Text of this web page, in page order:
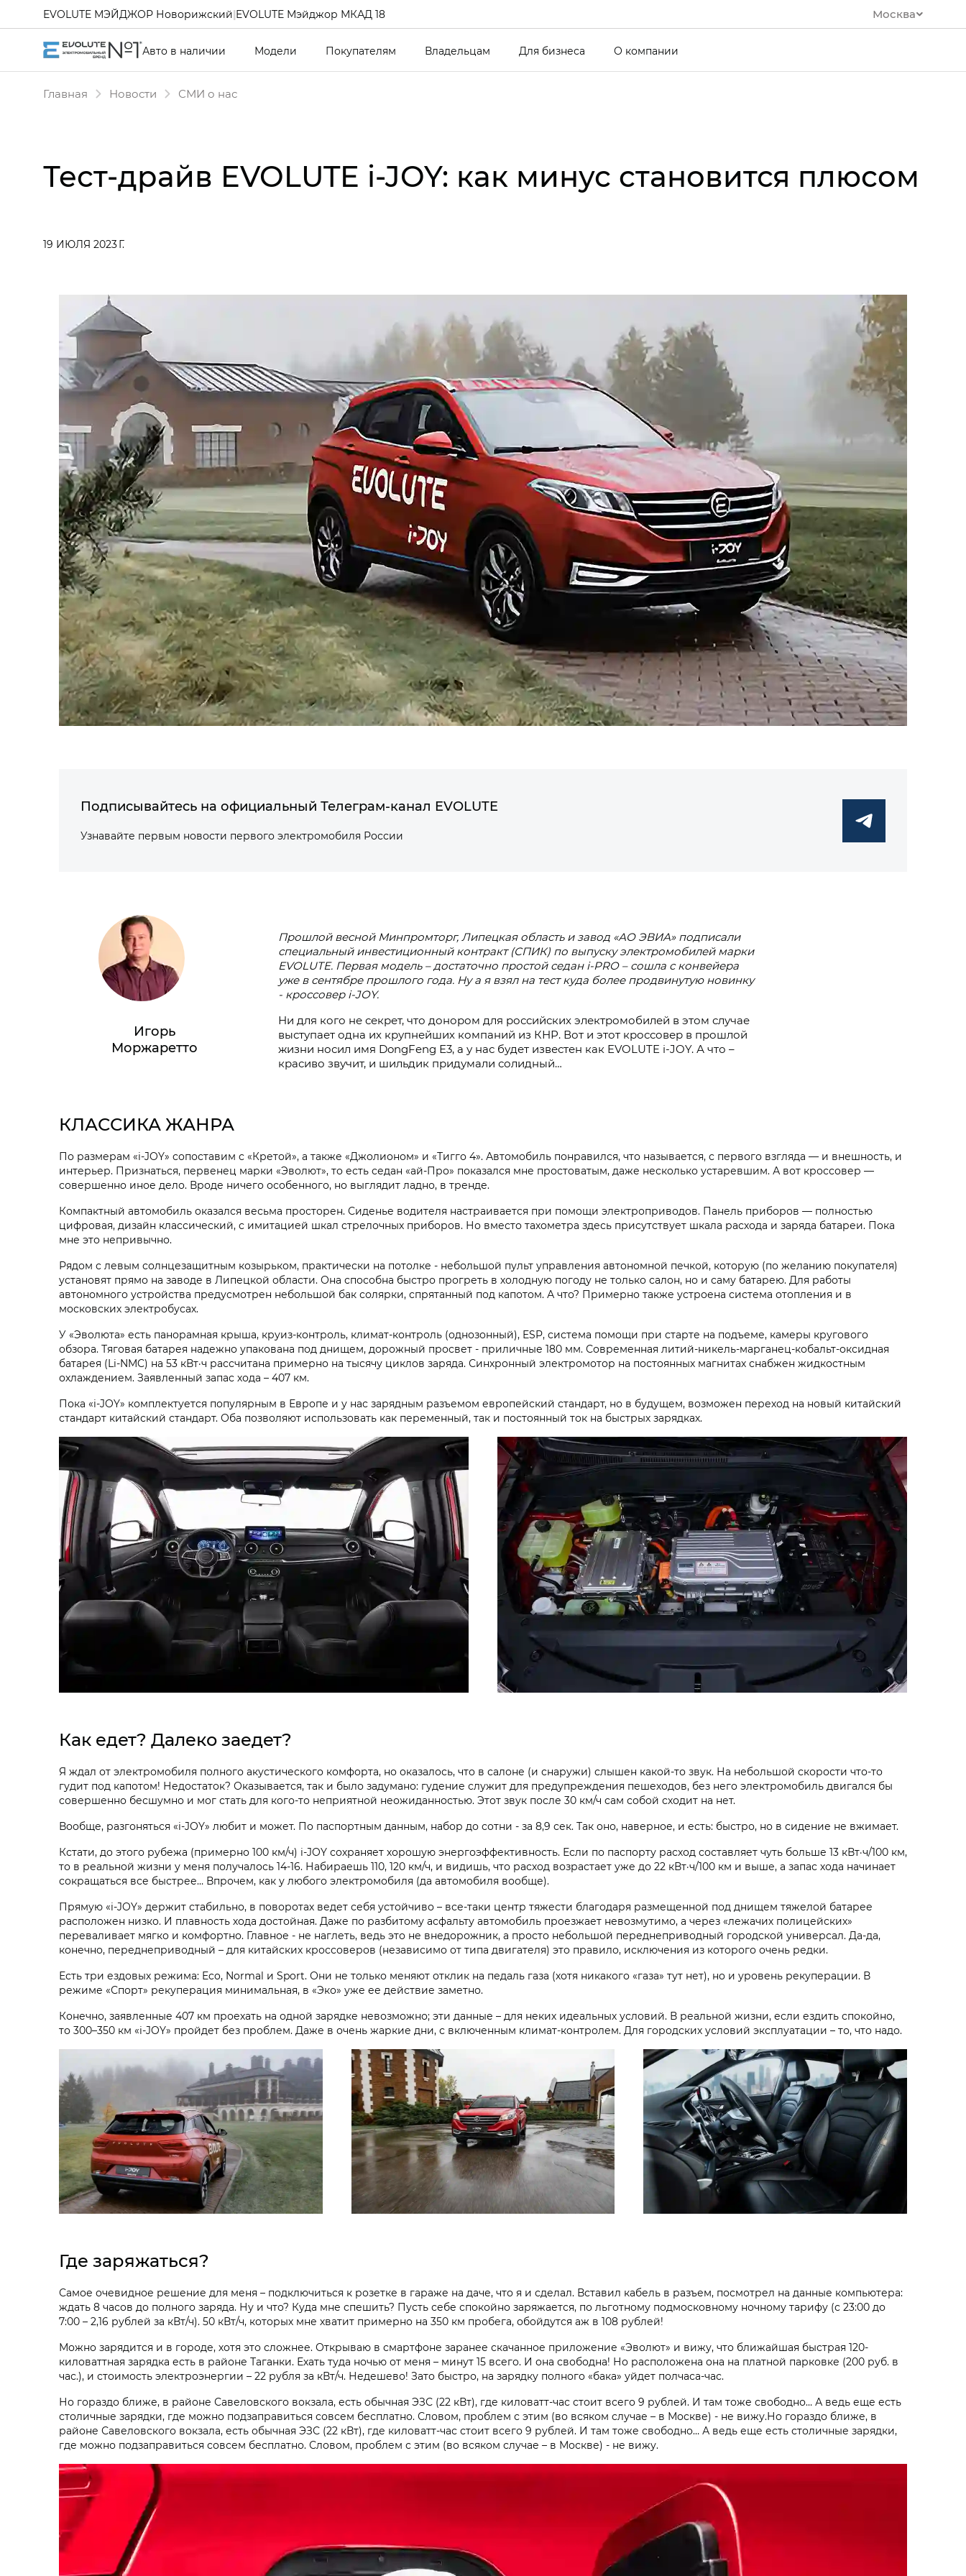
Москва
EVOLUTE МЭЙДЖОР Новорижский|EVOLUTE Мэйджор МКАД 18
Авто в наличии Модели Покупателям Владельцам Для бизнеса О компании
Главная Новости СМИ о нас
Тест-драйв EVOLUTE i‑JOY: как минус становится плюсом
19 ИЮЛЯ 2023 Г.
Подписывайтесь на официальный Телеграм-канал EVOLUTE
Узнавайте первым новости первого электромобиля России
Игорь
Моржаретто
Прошлой весной Минпромторг, Липецкая область и завод «АО ЭВИА» подписали
специальный инвестиционный контракт (СПИК) по выпуску электромобилей марки
EVOLUTE. Первая модель – достаточно простой седан i‑PRO – сошла с конвейера
уже в сентябре прошлого года. Ну а я взял на тест куда более продвинутую новинку
- кроссовер i‑JOY.
Ни для кого не секрет, что донором для российских электромобилей в этом случае
выступает одна их крупнейших компаний из КНР. Вот и этот кроссовер в прошлой
жизни носил имя DongFeng Е3, а у нас будет известен как EVOLUTE i‑JOY. А что –
красиво звучит, и шильдик придумали солидный…
КЛАССИКА ЖАНРА
По размерам «i‑JOY» сопоставим с «Кретой», а также «Джолионом» и «Тигго 4». Автомобиль понравился, что называется, с первого взгляда — и внешность, и
интерьер. Признаться, первенец марки «Эволют», то есть седан «ай-Про» показался мне простоватым, даже несколько устаревшим. А вот кроссовер —
совершенно иное дело. Вроде ничего особенного, но выглядит ладно, в тренде.
Компактный автомобиль оказался весьма просторен. Сиденье водителя настраивается при помощи электроприводов. Панель приборов — полностью
цифровая, дизайн классический, с имитацией шкал стрелочных приборов. Но вместо тахометра здесь присутствует шкала расхода и заряда батареи. Пока
мне это непривычно.
Рядом с левым солнцезащитным козырьком, практически на потолке - небольшой пульт управления автономной печкой, которую (по желанию покупателя)
установят прямо на заводе в Липецкой области. Она способна быстро прогреть в холодную погоду не только салон, но и саму батарею. Для работы
автономного устройства предусмотрен небольшой бак солярки, спрятанный под капотом. А что? Примерно также устроена система отопления и в
московских электробусах.
У «Эволюта» есть панорамная крыша, круиз-контроль, климат-контроль (однозонный), ESP, система помощи при старте на подъеме, камеры кругового
обзора. Тяговая батарея надежно упакована под днищем, дорожный просвет - приличные 180 мм. Современная литий-никель-марганец-кобальт-оксидная
батарея (Li-NMC) на 53 кВт·ч рассчитана примерно на тысячу циклов заряда. Синхронный электромотор на постоянных магнитах снабжен жидкостным
охлаждением. Заявленный запас хода – 407 км.
Пока «i‑JOY» комплектуется популярным в Европе и у нас зарядным разъемом европейский стандарт, но в будущем, возможен переход на новый китайский
стандарт китайский стандарт. Оба позволяют использовать как переменный, так и постоянный ток на быстрых зарядках.
Как едет? Далеко заедет?
Я ждал от электромобиля полного акустического комфорта, но оказалось, что в салоне (и снаружи) слышен какой-то звук. На небольшой скорости что-то
гудит под капотом! Недостаток? Оказывается, так и было задумано: гудение служит для предупреждения пешеходов, без него электромобиль двигался бы
совершенно бесшумно и мог стать для кого-то неприятной неожиданностью. Этот звук после 30 км/ч сам собой сходит на нет.
Вообще, разгоняться «i‑JOY» любит и может. По паспортным данным, набор до сотни - за 8,9 сек. Так оно, наверное, и есть: быстро, но в сидение не вжимает.
Кстати, до этого рубежа (примерно 100 км/ч) i‑JOY сохраняет хорошую энергоэффективность. Если по паспорту расход составляет чуть больше 13 кВт·ч/100 км,
то в реальной жизни у меня получалось 14-16. Набираешь 110, 120 км/ч, и видишь, что расход возрастает уже до 22 кВт·ч/100 км и выше, а запас хода начинает
сокращаться все быстрее… Впрочем, как у любого электромобиля (да автомобиля вообще).
Прямую «i‑JOY» держит стабильно, в поворотах ведет себя устойчиво – все-таки центр тяжести благодаря размещенной под днищем тяжелой батарее
расположен низко. И плавность хода достойная. Даже по разбитому асфальту автомобиль проезжает невозмутимо, а через «лежачих полицейских»
переваливает мягко и комфортно. Главное - не наглеть, ведь это не внедорожник, а просто небольшой переднеприводный городской универсал. Да-да,
конечно, переднеприводный – для китайских кроссоверов (независимо от типа двигателя) это правило, исключения из которого очень редки.
Есть три ездовых режима: Eco, Normal и Sport. Они не только меняют отклик на педаль газа (хотя никакого «газа» тут нет), но и уровень рекуперации. В
режиме «Спорт» рекуперация минимальная, в «Эко» уже ее действие заметно.
Конечно, заявленные 407 км проехать на одной зарядке невозможно; эти данные – для неких идеальных условий. В реальной жизни, если ездить спокойно,
то 300–350 км «i‑JOY» пройдет без проблем. Даже в очень жаркие дни, с включенным климат-контролем. Для городских условий эксплуатации – то, что надо.
Где заряжаться?
Самое очевидное решение для меня – подключиться к розетке в гараже на даче, что я и сделал. Вставил кабель в разъем, посмотрел на данные компьютера:
ждать 8 часов до полного заряда. Ну и что? Куда мне спешить? Пусть себе спокойно заряжается, по льготному подмосковному ночному тарифу (с 23:00 до
7:00 – 2,16 рублей за кВт/ч). 50 кВт/ч, которых мне хватит примерно на 350 км пробега, обойдутся аж в 108 рублей!
Можно зарядится и в городе, хотя это сложнее. Открываю в смартфоне заранее скачанное приложение «Эволют» и вижу, что ближайшая быстрая 120-
киловаттная зарядка есть в районе Таганки. Ехать туда ночью от меня – минут 15 всего. И она свободна! Но расположена она на платной парковке (200 руб. в
час.), и стоимость электроэнергии – 22 рубля за кВт/ч. Недешево! Зато быстро, на зарядку полного «бака» уйдет полчаса-час.
Но гораздо ближе, в районе Савеловского вокзала, есть обычная ЭЗС (22 кВт), где киловатт-час стоит всего 9 рублей. И там тоже свободно… А ведь еще есть
столичные зарядки, где можно подзаправиться совсем бесплатно. Словом, проблем с этим (во всяком случае – в Москве) - не вижу.Но гораздо ближе, в
районе Савеловского вокзала, есть обычная ЭЗС (22 кВт), где киловатт-час стоит всего 9 рублей. И там тоже свободно… А ведь еще есть столичные зарядки,
где можно подзаправиться совсем бесплатно. Словом, проблем с этим (во всяком случае – в Москве) - не вижу.